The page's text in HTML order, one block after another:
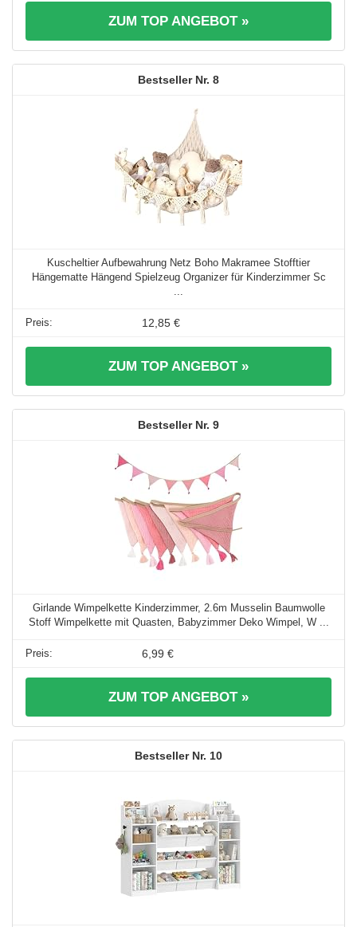
ZUM TOP ANGEBOT »
8
Kuscheltier Aufbewahrung Netz Boho Makramee Stofftier
Hängematte Hängend Spielzeug Organizer für Kinderzimmer Sc
...
12,85 €
ZUM TOP ANGEBOT »
9
Girlande Wimpelkette Kinderzimmer, 2.6m Musselin Baumwolle
Stoff Wimpelkette mit Quasten, Babyzimmer Deko Wimpel, W ...
6,99 €
ZUM TOP ANGEBOT »
10